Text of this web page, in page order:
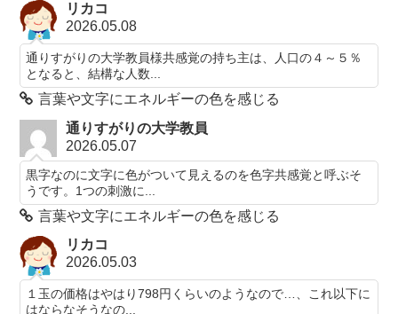
リカコ
2026.05.08
通りすがりの大学教員様共感覚の持ち主は、人口の４～５％
となると、結構な人数...
言葉や文字にエネルギーの色を感じる
通りすがりの大学教員
2026.05.07
黒字なのに文字に色がついて見えるのを色字共感覚と呼ぶそ
うです。1つの刺激に...
言葉や文字にエネルギーの色を感じる
リカコ
2026.05.03
１玉の価格はやはり798円くらいのようなので…、これ以下に
はならなそうなの...